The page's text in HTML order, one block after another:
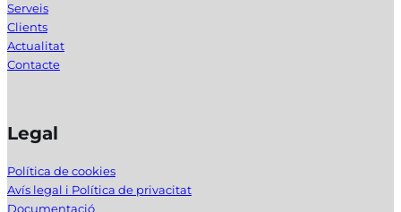
Serveis
Clients
Actualitat
Contacte
Legal
Política de cookies
Avís legal i Política de privacitat
Documentació